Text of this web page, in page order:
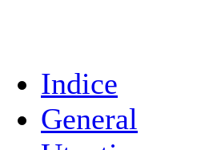
Indice
General